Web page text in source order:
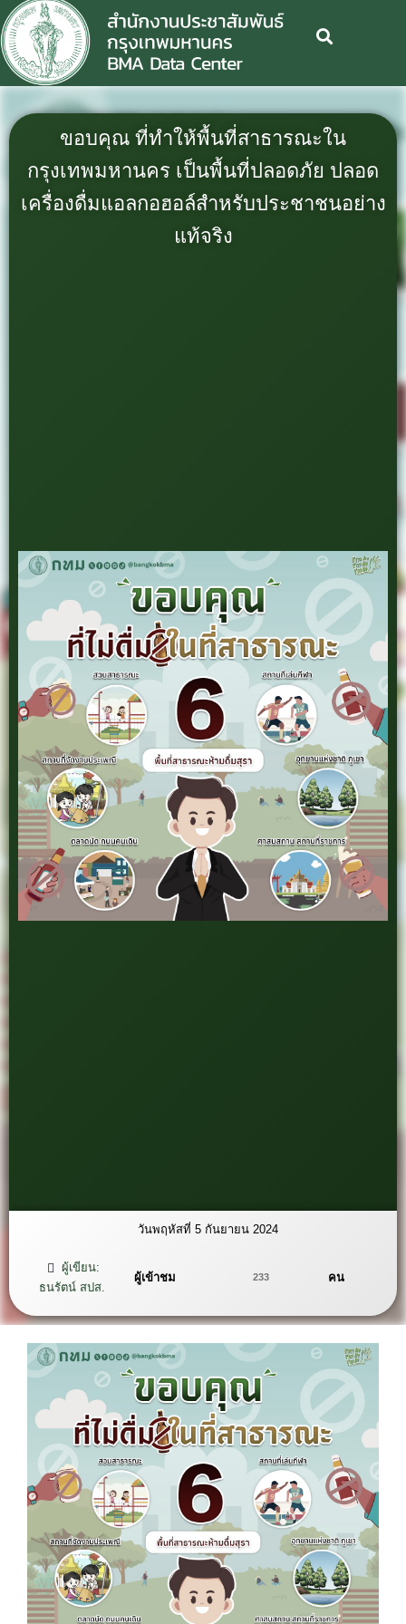
ขอบคุณ ที่ทำให้พื้นที่สาธารณะใน
กรุงเทพมหานคร เป็นพื้นที่ปลอดภัย ปลอด
เครื่องดื่มแอลกอฮอล์สำหรับประชาชนอย่าง
แท้จริง
วันพฤหัสที่ 5 กันยายน 2024
ผู้เขียน:
ธนรัตน์ สปส.
ผู้เข้าชม 233 คน